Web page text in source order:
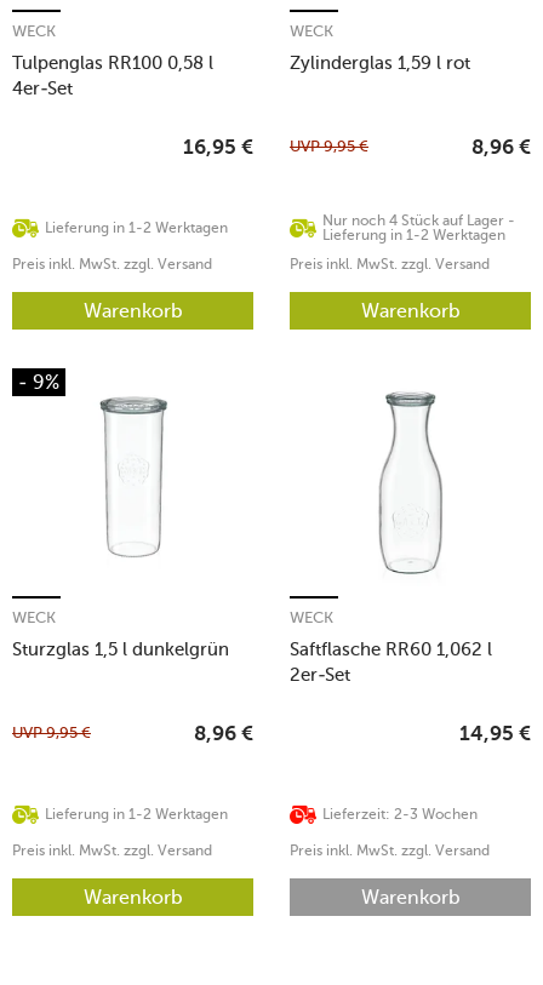
Tulpenglas RR100 0,58 l
4er-Set
WECK
Lieferung in 1-2 Werktagen
16,95 €
Preis inkl. MwSt. zzgl. Versand
Warenkorb
Zylinderglas 1,59 l rot
WECK
Nur noch 4 Stück auf Lager -
Lieferung in 1-2 Werktagen
UVP9,95 € 8,96 €
Preis inkl. MwSt. zzgl. Versand
Warenkorb
- 9%
Sturzglas 1,5 l dunkelgrün
WECK
Lieferung in 1-2 Werktagen
UVP9,95 € 8,96 €
Preis inkl. MwSt. zzgl. Versand
Warenkorb
Saftflasche RR60 1,062 l
2er-Set
WECK
Lieferzeit: 2-3 Wochen
14,95 €
Preis inkl. MwSt. zzgl. Versand
Warenkorb